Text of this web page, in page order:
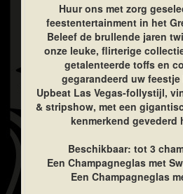
Huur ons met zorg
feestentertainment in het
Beleef de brullende jaren
onze leuke, flirterige
getalenteerde toffs en
gegarandeerd uw
Upbeat Las Vegas-follystijl,
& stripshow, met een
kenmerkend gevederd
Beschikbaar: tot 3
Een Champagneglas met
Een Champagneglas